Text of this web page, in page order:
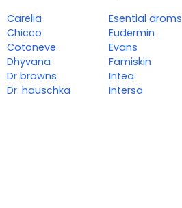
Carelia
Chicco
Cotoneve
Dhyvana
Dr browns
Dr. hauschka
Esential aroms
Eudermin
Evans
Famiskin
Intea
Intersa